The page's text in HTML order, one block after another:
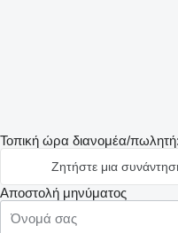
Τοπική ώρα διανομέα/
Ζητήστε μια
Αποστολή μηνύματος